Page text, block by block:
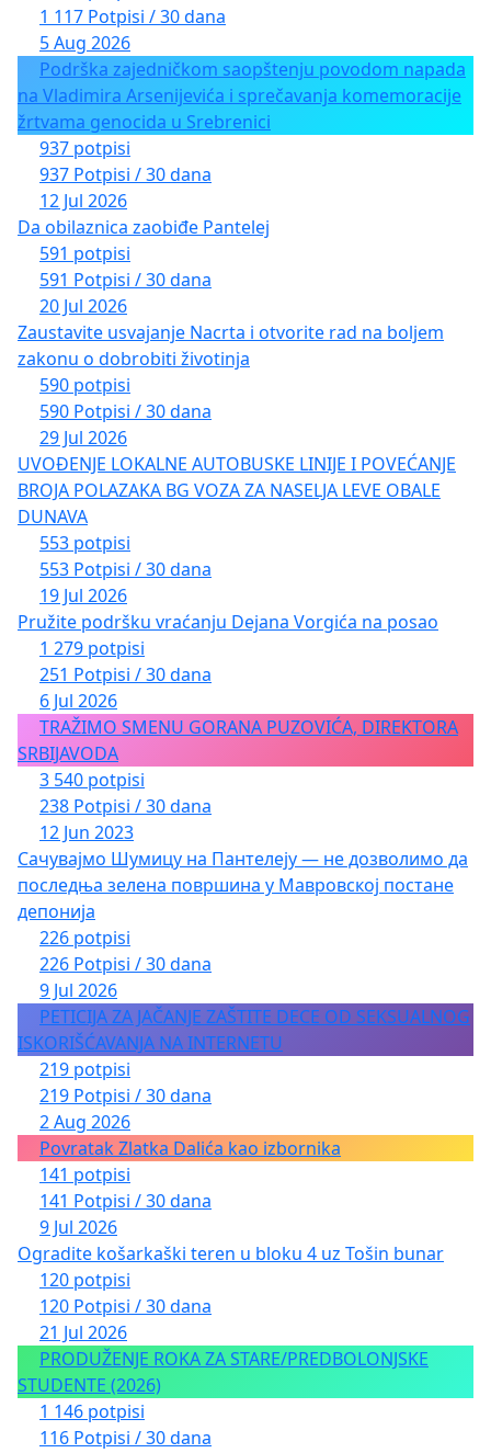
1 117 Potpisi / 30 dana
5 Aug 2026
Podrška zajedničkom saopštenju povodom napada
na Vladimira Arsenijevića i sprečavanja komemoracije
žrtvama genocida u Srebrenici
937 potpisi
937 Potpisi / 30 dana
12 Jul 2026
Da obilaznica zaobiđe Pantelej
591 potpisi
591 Potpisi / 30 dana
20 Jul 2026
Zaustavite usvajanje Nacrta i otvorite rad na boljem
zakonu o dobrobiti životinja
590 potpisi
590 Potpisi / 30 dana
29 Jul 2026
UVOĐENJE LOKALNE AUTOBUSKE LINIJE I POVEĆANJE
BROJA POLAZAKA BG VOZA ZA NASELJA LEVE OBALE
DUNAVA
553 potpisi
553 Potpisi / 30 dana
19 Jul 2026
Pružite podršku vraćanju Dejana Vorgića na posao
1 279 potpisi
251 Potpisi / 30 dana
6 Jul 2026
TRAŽIMO SMENU GORANA PUZOVIĆA, DIREKTORA
SRBIJAVODA
3 540 potpisi
238 Potpisi / 30 dana
12 Jun 2023
Сачувајмо Шумицу на Пантелеју — не дозволимо да
последња зелена површина у Мавровској постане
депонија
226 potpisi
226 Potpisi / 30 dana
9 Jul 2026
PETICIJA ZA JAČANJE ZAŠTITE DECE OD SEKSUALNOG
ISKORIŠĆAVANJA NA INTERNETU
219 potpisi
219 Potpisi / 30 dana
2 Aug 2026
Povratak Zlatka Dalića kao izbornika
141 potpisi
141 Potpisi / 30 dana
9 Jul 2026
Ogradite košarkaški teren u bloku 4 uz Tošin bunar
120 potpisi
120 Potpisi / 30 dana
21 Jul 2026
PRODUŽENJE ROKA ZA STARE/PREDBOLONJSKE
STUDENTE (2026)
1 146 potpisi
116 Potpisi / 30 dana